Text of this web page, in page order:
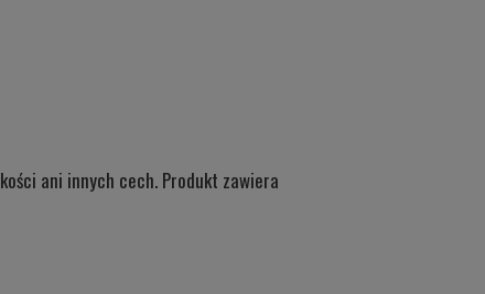
ani innych cech. Produkt zawiera